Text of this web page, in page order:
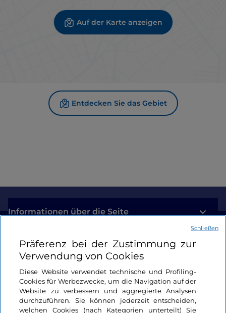
Auf der Karte anzeigen
Entdecken Sie das Gebiet
Informationen über die Seite
Nützliche Links
Login
Bleiben wir in Kontakt
Präferenz bei der Zustimmung zur
Verwendung von Cookies
Diese Website verwendet technische und Profiling-
Cookies für Werbezwecke, um die Navigation auf der
Website zu verbessern und aggregierte Analysen
durchzuführen. Sie können jederzeit entscheiden,
welchen Cookies (nach Kategorien unterteilt) Sie
Schließen